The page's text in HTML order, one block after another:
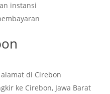
instansi
di Cirebon
ke Cirebon, Jawa Barat